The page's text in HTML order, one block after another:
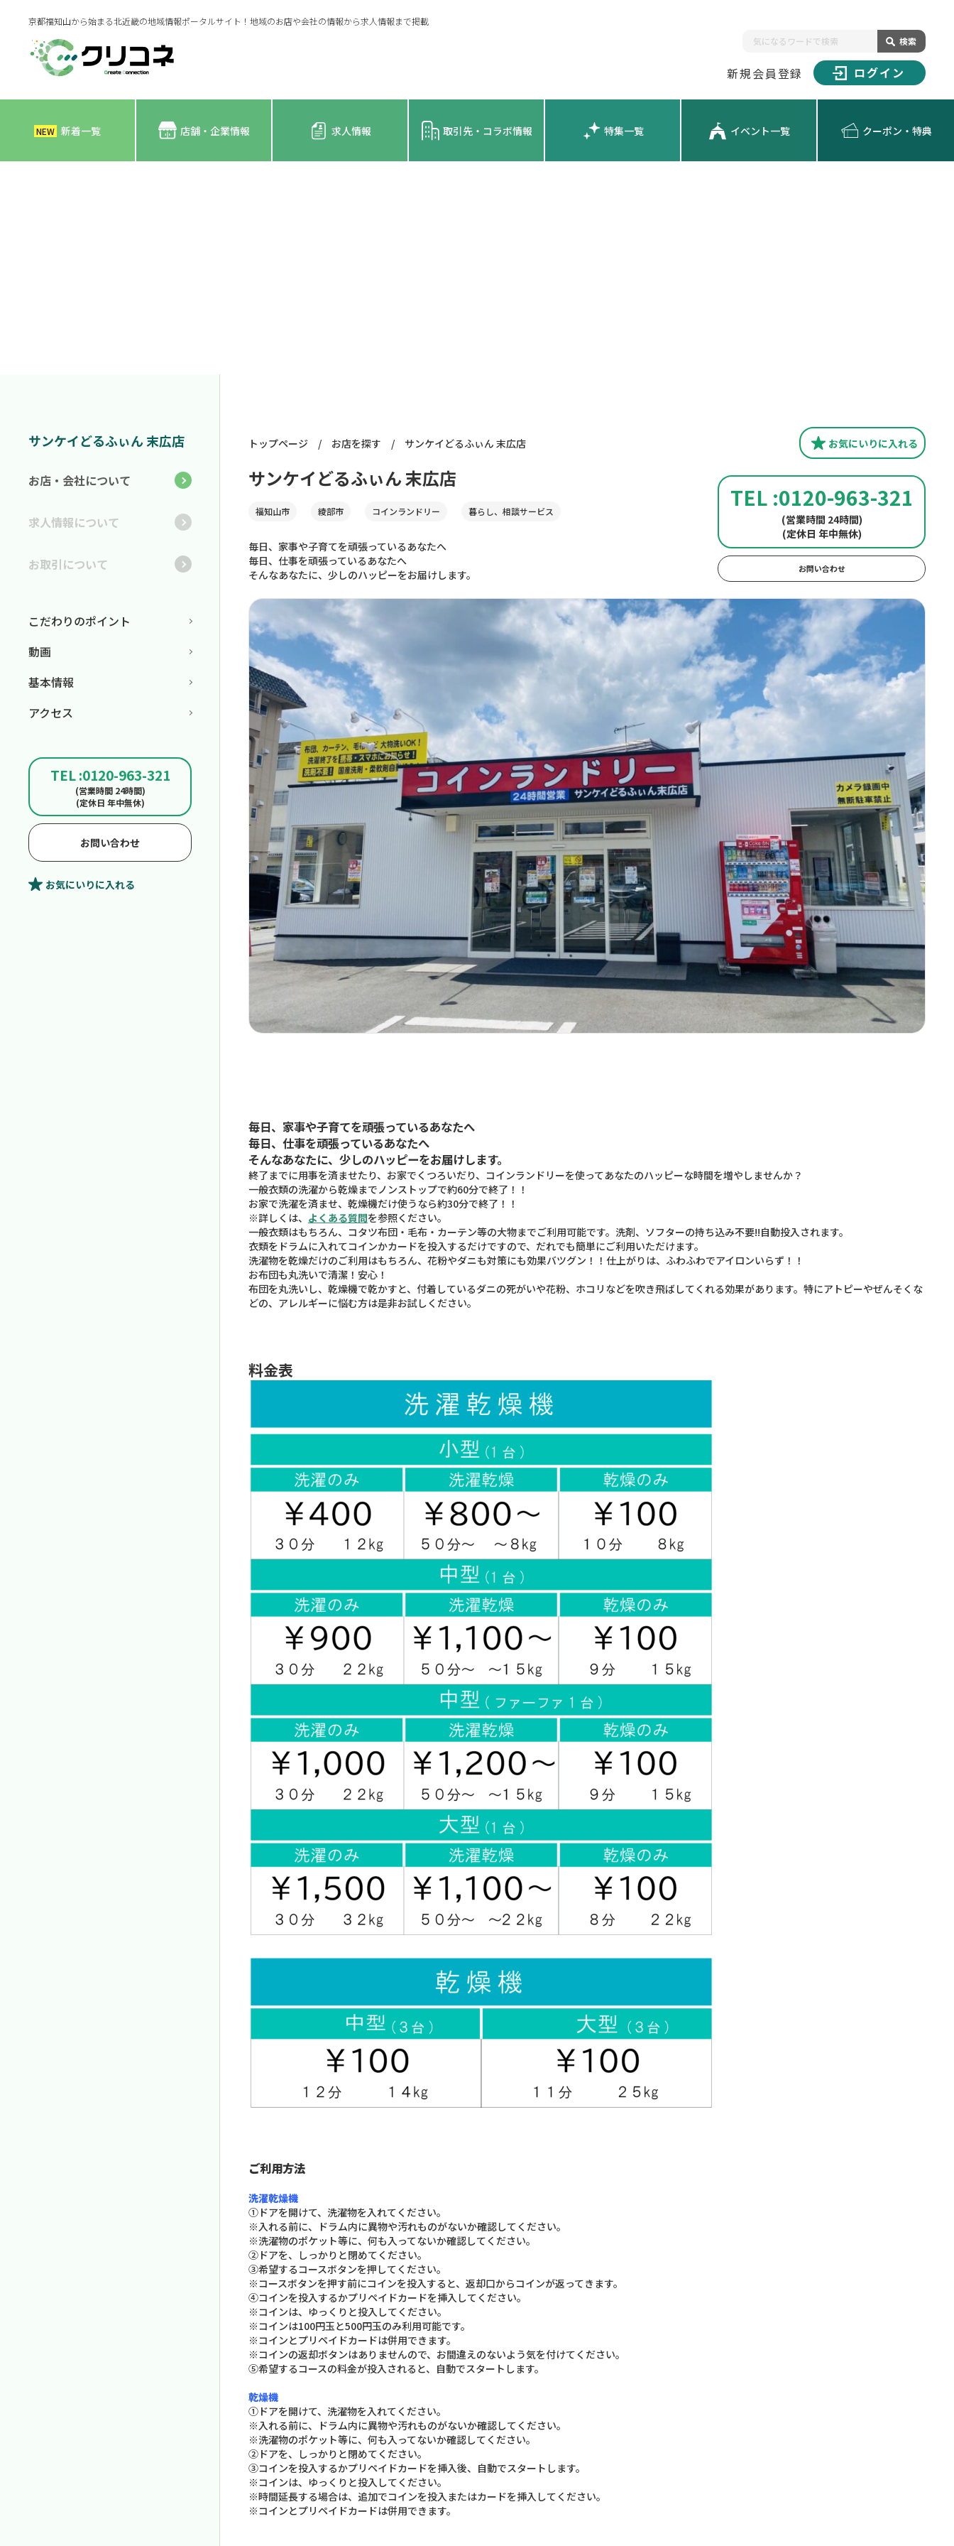
京都福知山から始まる北近畿の地域情報ポータルサイト！地域のお店や会社の情報から求人情報まで掲載
検索
新規会員登録 ログイン
NEW 新着一覧 店舗・企業情報 求人情報 取引先・コラボ情報 特集一覧 イベント一覧 クーポン・特典
トップページ / お店を探す / サンケイどるふぃん 末広店 お気にいりに入れる
サンケイどるふぃん 末広店
福知山市 綾部市 コインランドリー 暮らし、相談サービス
毎日、家事や子育てを頑張っているあなたへ
毎日、仕事を頑張っているあなたへ
そんなあなたに、少しのハッピーをお届けします。
TEL :0120-963-321
(営業時間 24時間)
(定休日 年中無休)
お問い合わせ
毎日、家事や子育てを頑張っているあなたへ
毎日、仕事を頑張っているあなたへ
そんなあなたに、少しのハッピーをお届けします。
終了までに用事を済ませたり、お家でくつろいだり、コインランドリーを使ってあなたのハッピーな時間を増やしませんか？
一般衣類の洗濯から乾燥までノンストップで約60分で終了！！
お家で洗濯を済ませ、乾燥機だけ使うなら約30分で終了！！
※詳しくは、 よくある質問を参照ください。
一般衣類はもちろん、コタツ布団・毛布・カーテン等の大物までご利用可能です。洗剤、ソフターの持ち込み不要!!自動投入されます。
衣類をドラムに入れてコインかカードを投入するだけですので、だれでも簡単にご利用いただけます。
洗濯物を乾燥だけのご利用はもちろん、花粉やダニも対策にも効果バツグン！！仕上がりは、ふわふわでアイロンいらず！！
お布団も丸洗いで清潔！安心！
布団を丸洗いし、乾燥機で乾かすと、付着しているダニの死がいや花粉、ホコリなどを吹き飛ばしてくれる効果があります。特にアトピーやぜんそくな
どの、アレルギーに悩む方は是非お試しください。
料金表
ご利用方法
洗濯乾燥機
①ドアを開けて、洗濯物を入れてください。
※入れる前に、ドラム内に異物や汚れものがないか確認してください。
※洗濯物のポケット等に、何も入ってないか確認してください。
②ドアを、しっかりと閉めてください。
③希望するコースボタンを押してください。
※コースボタンを押す前にコインを投入すると、返却口からコインが返ってきます。
④コインを投入するかプリペイドカードを挿入してください。
※コインは、ゆっくりと投入してください。
※コインは100円玉と500円玉のみ利用可能です。
※コインとプリペイドカードは併用できます。
※コインの返却ボタンはありませんので、お間違えのないよう気を付けてください。
⑤希望するコースの料金が投入されると、自動でスタートします。
乾燥機
①ドアを開けて、洗濯物を入れてください。
※入れる前に、ドラム内に異物や汚れものがないか確認してください。
※洗濯物のポケット等に、何も入ってないか確認してください。
②ドアを、しっかりと閉めてください。
③コインを投入するかプリペイドカードを挿入後、自動でスタートします。
※コインは、ゆっくりと投入してください。
※時間延長する場合は、追加でコインを投入またはカードを挿入してください。
※コインとプリペイドカードは併用できます。
サンケイどるふぃん 末広店
お店・会社について
求人情報について
お取引について
こだわりのポイント
動画
基本情報
アクセス
TEL :0120-963-321
(営業時間 24時間)
(定休日 年中無休)
お問い合わせ
お気にいりに入れる